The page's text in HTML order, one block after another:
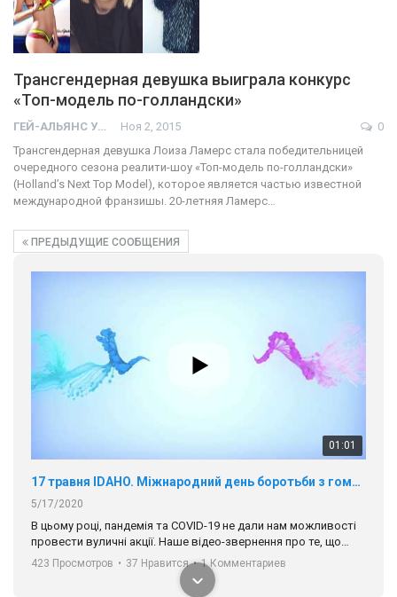
Трансгендерная девушка выиграла конкурс
«Топ-модель по-голландски»
ГЕЙ-АЛЬЯНС УКРАИНА Ноя 2, 2015
0
Трансгендерная девушка Лоиза Ламерс стала победительницей
очередного сезона реалити-шоу «Топ-модель по-голландски»
(Holland’s Next Top Model), которое является частью известной
международной франзишы. 20-летняя Ламерс…
ПРЕДЫДУЩИЕ СООБЩЕНИЯ
01:01
17 травня IDAHO. Міжнародний день боротьби з гомофобією трансфобією і біфобія.
5/17/2020
В цьому році, пандемія та COVІD-19 не дали нам можливості
провести вуличні акції. Наше відео-звернення про те, що
навіть коли ми у різних містах та не можемо зустрінеться, ми
разом. Ми закликаємо всіх хто поділяє цінності рівності та
солідарності, приєднатися до нас. Регіональні підрозділи
423 Просмотров • 37 Нравится • 1 Комментариев